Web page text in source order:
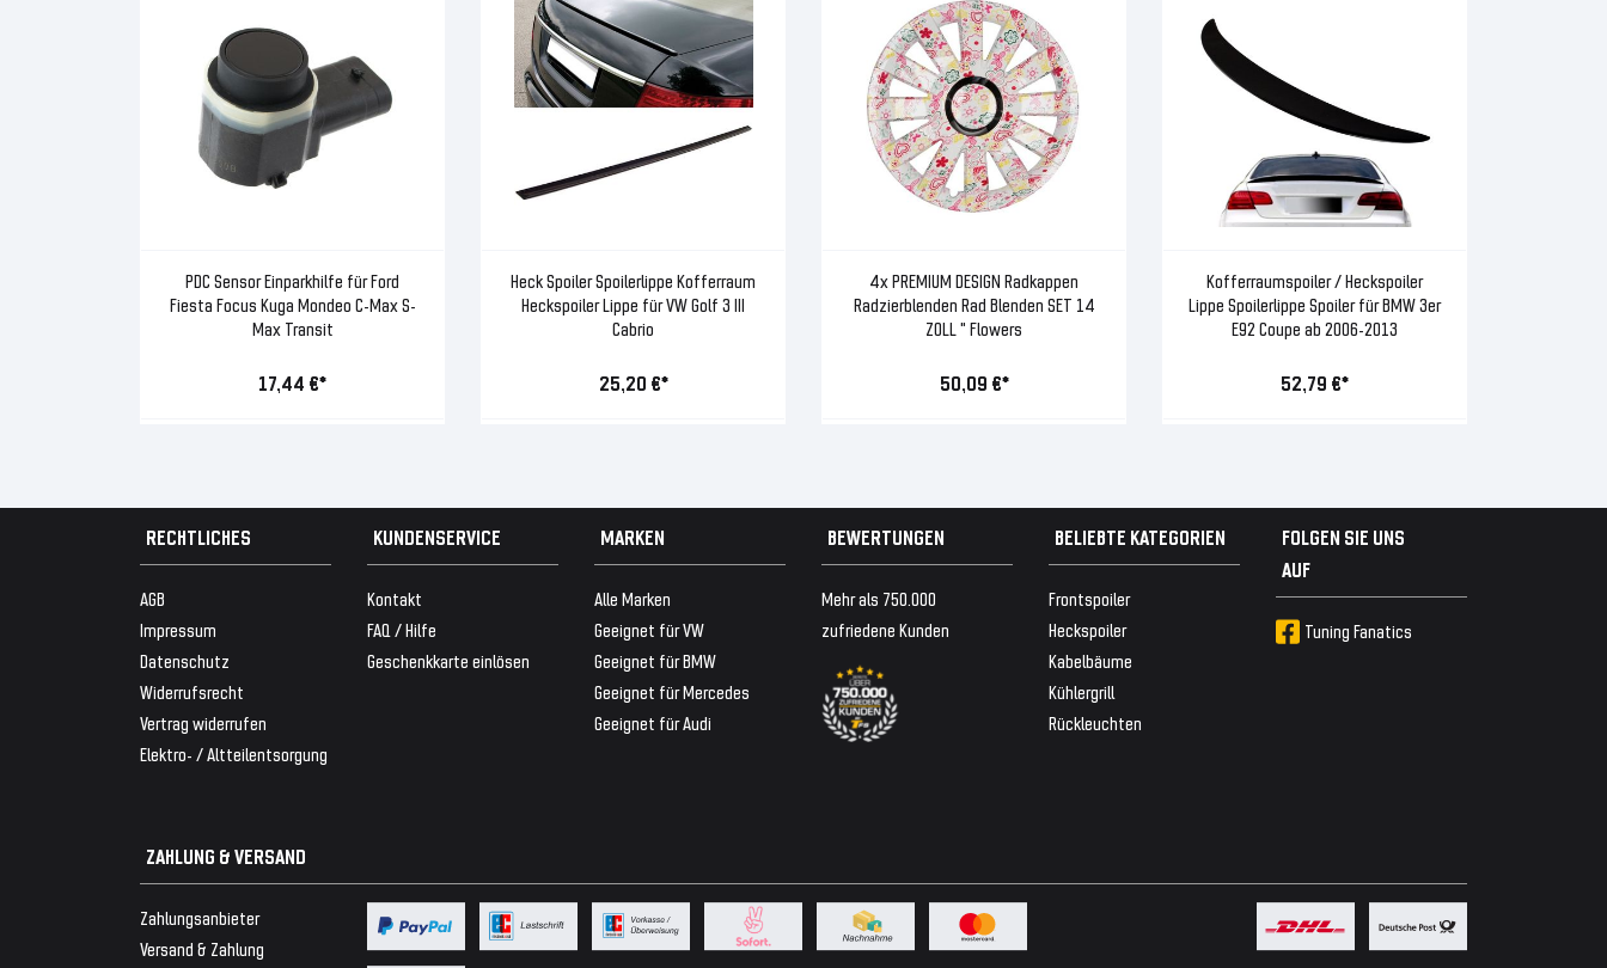
PDC Sensor Einparkhilfe für Ford
Fiesta Focus Kuga Mondeo C-Max S-
Max Transit
17,44 €*
Heck Spoiler Spoilerlippe Kofferraum
Heckspoiler Lippe für VW Golf 3 III
Cabrio
25,20 €*
4x PREMIUM DESIGN Radkappen
Radzierblenden Rad Blenden SET 14
ZOLL " Flowers
50,09 €*
Kofferraumspoiler / Heckspoiler
Lippe Spoilerlippe Spoiler für BMW 3er
E92 Coupe ab 2006-2013
52,79 €*
RECHTLICHES
AGB
Impressum
Datenschutz
Widerrufsrecht
Vertrag widerrufen
Elektro- / Altteilentsorgung
KUNDENSERVICE
Kontakt
FAQ / Hilfe
Geschenkkarte einlösen
MARKEN
Alle Marken
Geeignet für VW
Geeignet für BMW
Geeignet für Mercedes
Geeignet für Audi
BEWERTUNGEN
Mehr als 750.000
zufriedene Kunden
BELIEBTE KATEGORIEN
Frontspoiler
Heckspoiler
Kabelbäume
Kühlergrill
Rückleuchten
FOLGEN SIE UNS
AUF
Tuning Fanatics
ZAHLUNG & VERSAND
Zahlungsanbieter
Versand & Zahlung